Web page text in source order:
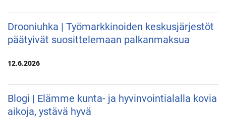
Drooniuhka | Työmarkkinoiden keskusjärjestöt
päätyivät suosittelemaan palkanmaksua
12.6.2026
Blogi | Elämme kunta- ja hyvinvointialalla kovia
aikoja, ystävä hyvä